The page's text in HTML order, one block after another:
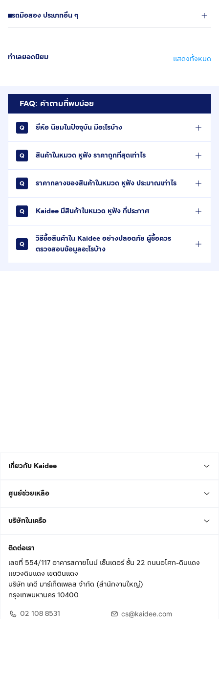
รถมือสอง ประเภทอื่น ๆ
ทำเลยอดนิยม แสดงทั้งหมด
FAQ: คำถามที่พบบ่อย
ยี่ห้อ นิยมในปัจจุบัน มีอะไรบ้าง
สินค้าในหมวด หูฟัง ราคาถูกที่สุดเท่าไร
ราคากลางของสินค้าในหมวด หูฟัง ประมาณเท่าไร
Kaidee มีสินค้าในหมวด หูฟัง กี่ประกาศ
วิธีซื้อสินค้าใน Kaidee อย่างปลอดภัย ผู้ซื้อควร
ตรวจสอบข้อมูลอะไรบ้าง
เกี่ยวกับ Kaidee
ศูนย์ช่วยเหลือ
บริษัทในเครือ
ติดต่อเรา
เลขที่ 554/117 อาคารสกายไนน์ เซ็นเตอร์ ชั้น 22 ถนนอโศก-ดินแดง
แขวงดินแดง เขตดินแดง
บริษัท เคดี มาร์เก็ตเพลส จำกัด (สำนักงานใหญ่)
กรุงเทพมหานคร 10400
02 108 8531
cs@kaidee.com